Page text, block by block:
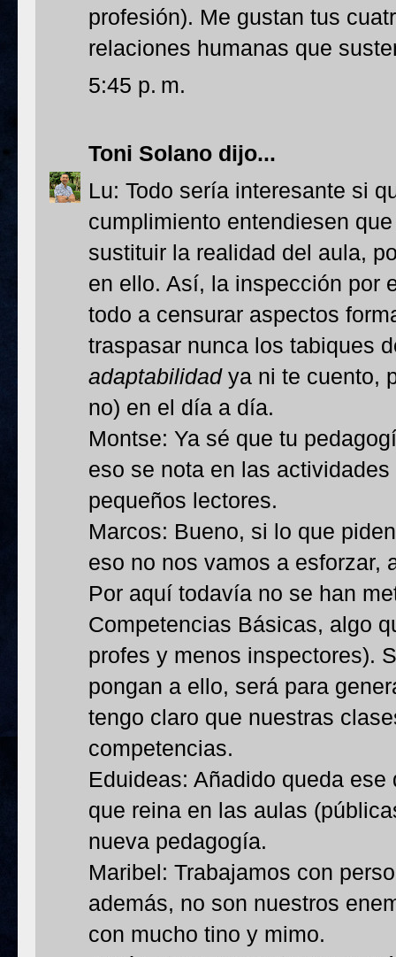
profesión). Me gustan tus
relaciones humanas que
5:45 p. m.
Toni Solano dijo...
Lu: Todo sería interesante si
cumplimiento entendiesen
sustituir la realidad del aula,
en ello. Así, la inspección por
todo a censurar aspectos
traspasar nunca los tabiques
adaptabilidadya ni te cuento,
no) en el día a día.
Montse: Ya sé que tu
eso se nota en las
pequeños lectores.
Marcos: Bueno, si lo que
eso no nos vamos a esforzar,
Por aquí todavía no se han
Competencias Básicas, algo
profes y menos inspectores).
pongan a ello, será para
tengo claro que nuestras
competencias.
Eduideas: Añadido queda
que reina en las aulas
nueva pedagogía.
Maribel: Trabajamos con
además, no son nuestros
con mucho tino y mimo.